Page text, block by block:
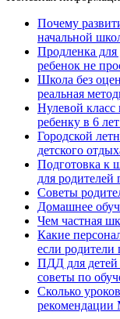
Почему
начальной
Продленка для
ребенок не
Школа без
реальная
Нулевой класс
ребенку в 6
Городской
детского
Подготовка к
для родителей
Советы
Домашнее
Чем частная
Какие
если родители
ПДД для детей
советы по
Сколько
рекомендации